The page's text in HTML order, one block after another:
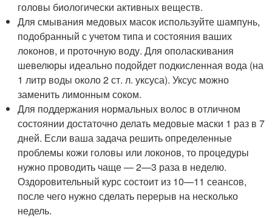
головы биологически активных веществ.
Для смывания медовых масок используйте шампунь,
подобранный с учетом типа и состояния ваших
локонов, и проточную воду. Для ополаскивания
шевелюры идеально подойдет подкисленная вода (на
1 литр воды около 2 ст. л. уксуса). Уксус можно
заменить лимонным соком.
Для поддержания нормальных волос в отличном
состоянии достаточно делать медовые маски 1 раз в 7
дней. Если ваша задача решить определенные
проблемы кожи головы или локонов, то процедуры
нужно проводить чаще — 2—3 раза в неделю.
Оздоровительный курс состоит из 10—11 сеансов,
после чего нужно сделать перерыв на несколько
недель.